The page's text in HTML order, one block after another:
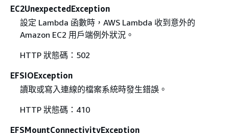
EC2UnexpectedException
設定 Lambda 函數時，AWS Lambda 收到意外的
Amazon EC2 用戶端例外狀況。
HTTP 狀態碼：502
EFSIOException
讀取或寫入連線的檔案系統時發生錯誤。
HTTP 狀態碼：410
EFSMountConnectivityException